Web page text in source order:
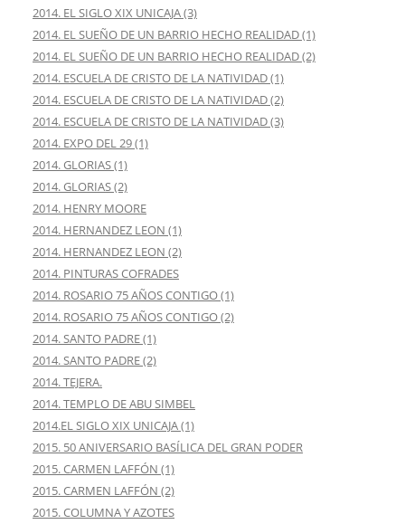
2014. EL SIGLO XIX UNICAJA (3)
2014. EL SUEÑO DE UN BARRIO HECHO REALIDAD (1)
2014. EL SUEÑO DE UN BARRIO HECHO REALIDAD (2)
2014. ESCUELA DE CRISTO DE LA NATIVIDAD (1)
2014. ESCUELA DE CRISTO DE LA NATIVIDAD (2)
2014. ESCUELA DE CRISTO DE LA NATIVIDAD (3)
2014. EXPO DEL 29 (1)
2014. GLORIAS (1)
2014. GLORIAS (2)
2014. HENRY MOORE
2014. HERNANDEZ LEON (1)
2014. HERNANDEZ LEON (2)
2014. PINTURAS COFRADES
2014. ROSARIO 75 AÑOS CONTIGO (1)
2014. ROSARIO 75 AÑOS CONTIGO (2)
2014. SANTO PADRE (1)
2014. SANTO PADRE (2)
2014. TEJERA.
2014. TEMPLO DE ABU SIMBEL
2014.EL SIGLO XIX UNICAJA (1)
2015. 50 ANIVERSARIO BASÍLICA DEL GRAN PODER
2015. CARMEN LAFFÓN (1)
2015. CARMEN LAFFÓN (2)
2015. COLUMNA Y AZOTES